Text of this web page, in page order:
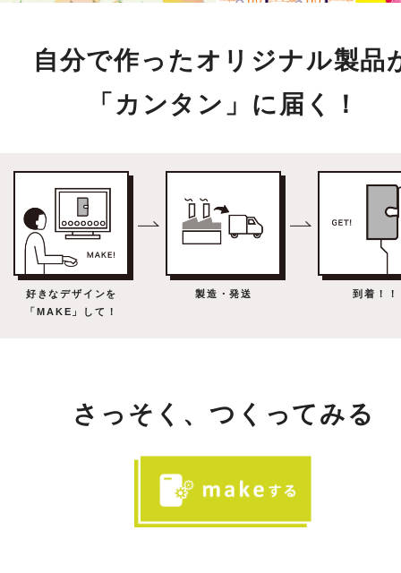
自分で作ったオリジナル製品
「カンタン」に届く！
好きなデザインを
「MAKE」して！
製造・発送 到着！！
さっそく、つくってみる